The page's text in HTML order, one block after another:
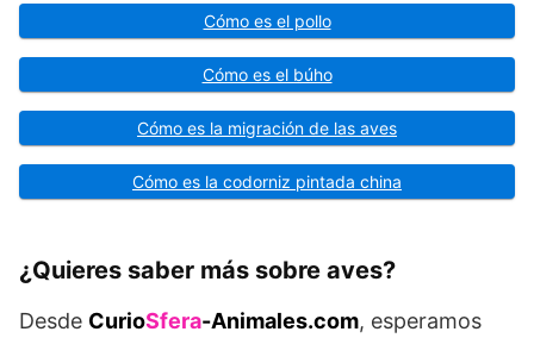
Cómo es el pollo
Cómo es el búho
Cómo es la migración de las aves
Cómo es la codorniz pintada china
¿Quieres saber más sobre aves?
Desde CurioSfera-Animales.com, esperamos